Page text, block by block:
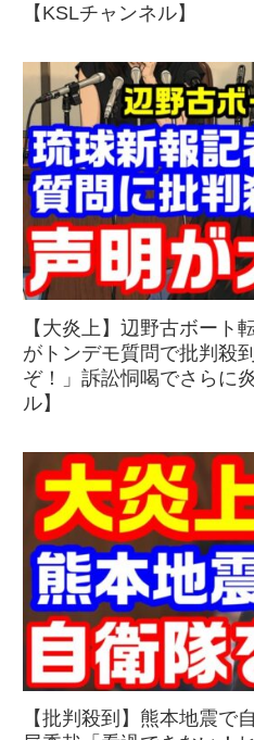
【KSLチャンネル】
【大炎上】辺野古ボート
がトンデモ質問で批判殺
ぞ！」訴訟恫喝でさらに
ル】
【批判殺到】熊本地震